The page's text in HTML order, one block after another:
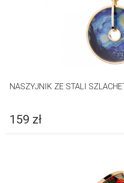
NASZYJNIK ZE STALI
159 zł